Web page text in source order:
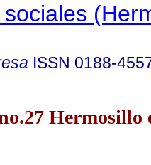
ISSN 0188-
Hermosillo